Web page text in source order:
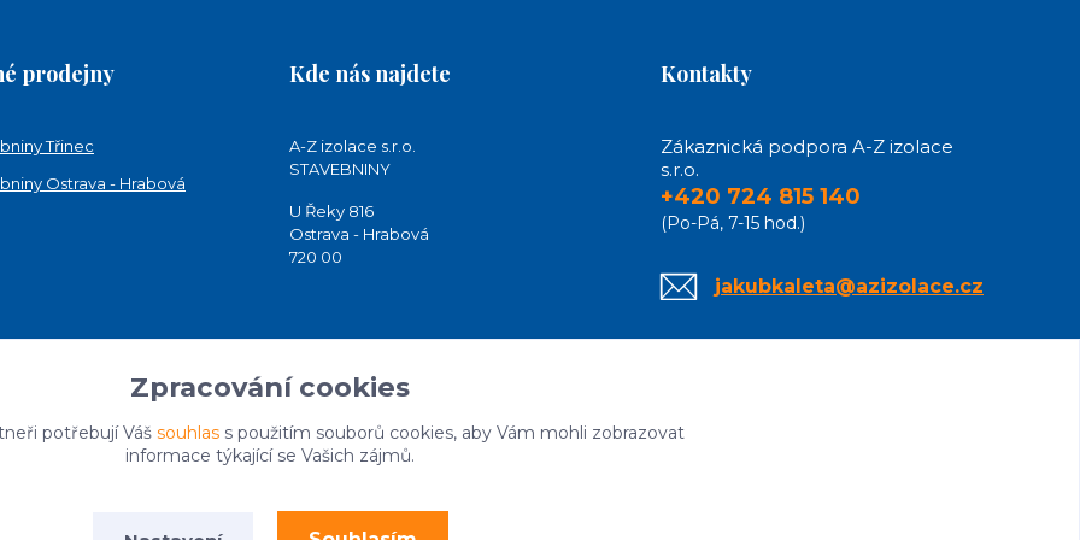
prodejny
Třinec
Ostrava - Hrabová
Kde nás najdete
A-Z izolace s.r.o.
STAVEBNINY
U Řeky 816
Ostrava - Hrabová
720 00
Kontakty
Zákaznická podpora A-Z izolace
s.r.o.
+420 724 815 140
(Po-Pá, 7-15 hod.)
jakubkaleta@azizolace.cz
Zpracování cookies
potřebují Váš souhlass použitím souborů cookies, aby Vám mohli zobrazovat
informace týkající se Vašich zájmů.